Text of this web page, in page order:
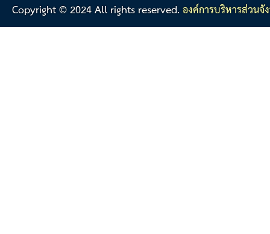
Copyright © 2024 All rights reserved.องค์การบริหารส่วน